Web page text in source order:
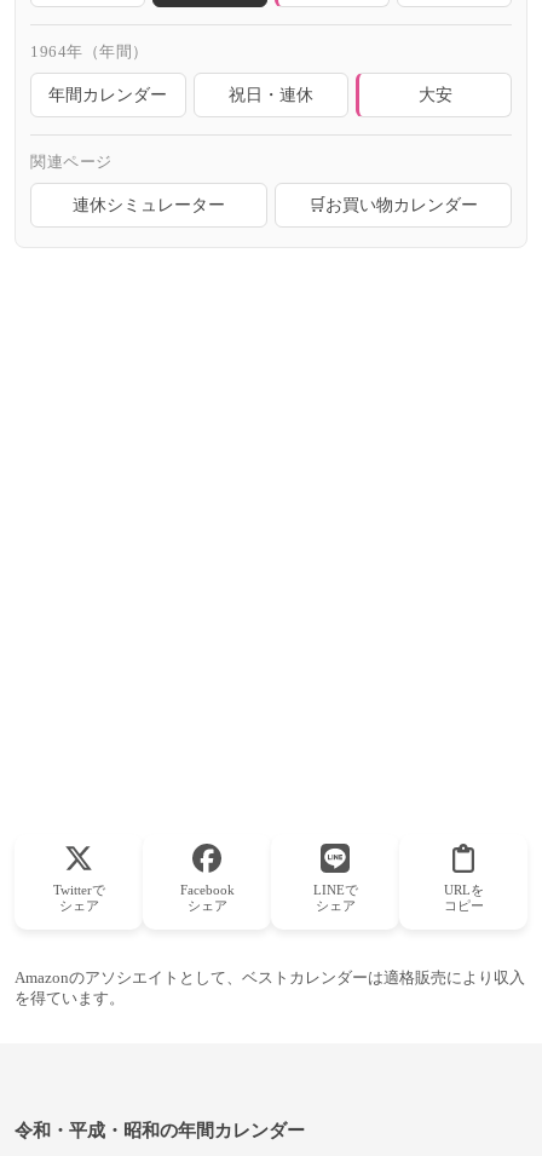
1964年（年間）
年間カレンダー 祝日・連休 大安
関連ページ
連休シミュレーター 🛒お買い物カレンダー
Twitterで
シェア
Facebook
シェア
LINEで
シェア
URLを
コピー
Amazonのアソシエイトとして、ベストカレンダーは適格販売により収入
を得ています。
令和・平成・昭和の年間カレンダー